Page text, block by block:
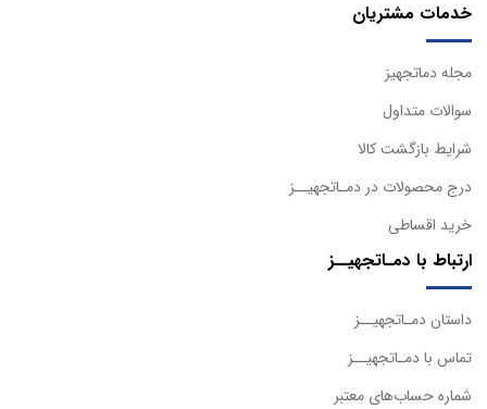
خدمات مشتریان
مجله دماتجهیز
سوالات متداول
شرایط بازگشت کالا
درج محصولات در دمـاتجهیــز
خرید اقساطی
ارتباط با دمـاتجهیــز
داستان دمـاتجهیــز
تماس با دمـاتجهیــز
شماره حساب‌های معتبر